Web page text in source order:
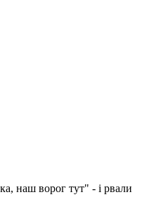
наш ворог тут" - і рвали